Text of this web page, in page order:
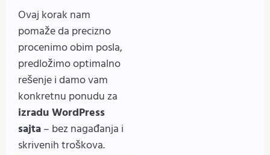
Ovaj korak nam
pomaže da precizno
procenimo obim posla,
predložimo optimalno
rešenje i damo vam
konkretnu ponudu za
izradu WordPress
sajta– bez nagađanja i
skrivenih troškova.